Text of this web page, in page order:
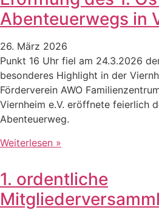
Abenteuerwegs in
26. März 2026
Punkt 16 Uhr fiel am 24.3.2026
besonderes Highlight in der
Förderverein AWO
Viernheim e.V. eröffnete feierlich
Abenteuerweg.
Weiterlesen »
1. ordentliche